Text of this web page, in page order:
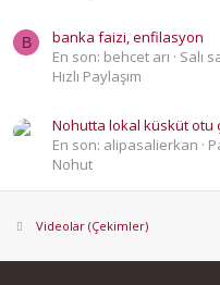
B
banka faizi, enfilasyon
En son: behcet arı
Salı
Hızlı Paylaşım
Nohutta lokal küsküt otu
En son: alipasalierkan
Nohut
Videolar (Çekimler)